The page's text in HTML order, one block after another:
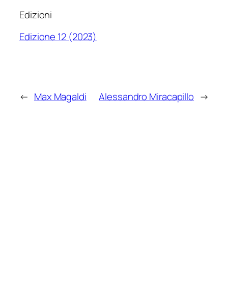
Edizioni
Edizione 12 (2023)
← Max Magaldi Alessandro Miracapillo →